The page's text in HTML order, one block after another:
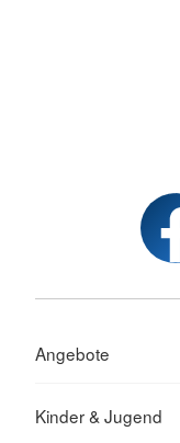
Angebote
Kinder & Jugend